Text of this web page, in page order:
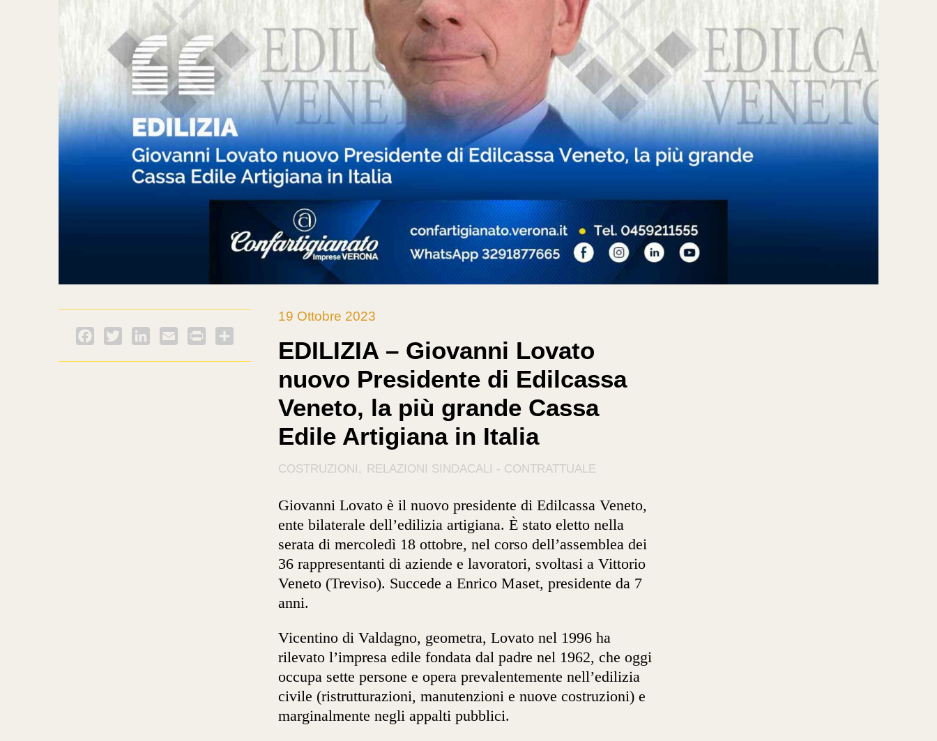
Facebook
Twitter LinkedInEmail PrintFriendly
19 Ottobre 2023
EDILIZIA – Giovanni Lovato
nuovo Presidente di Edilcassa
Veneto, la più grande Cassa
Edile Artigiana in Italia
COSTRUZIONI RELAZIONI SINDACALI - CONTRATTUALE
Giovanni Lovato è il nuovo presidente di Edilcassa Veneto,
ente bilaterale dell’edilizia artigiana. È stato eletto nella
serata di mercoledì 18 ottobre, nel corso dell’assemblea dei
36 rappresentanti di aziende e lavoratori, svoltasi a Vittorio
Veneto (Treviso). Succede a Enrico Maset, presidente da 7
anni.
Vicentino di Valdagno, geometra, Lovato nel 1996 ha
rilevato l’impresa edile fondata dal padre nel 1962, che oggi
occupa sette persone e opera prevalentemente nell’edilizia
civile (ristrutturazioni, manutenzioni e nuove costruzioni) e
marginalmente negli appalti pubblici.